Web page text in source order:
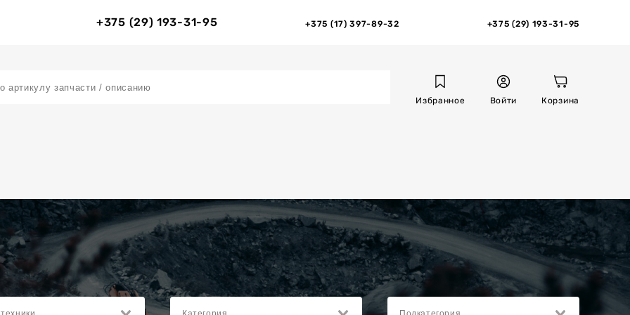
+375 (29) 193-31-95 +375 (17) 397-89-32 +375 (29) 193-31-95
Избранное Войти Корзина